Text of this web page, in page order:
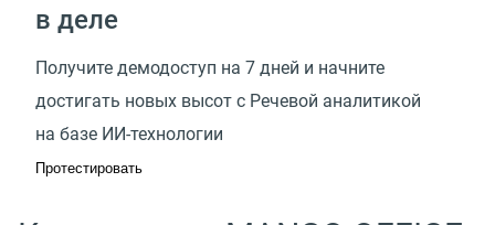
в деле
Получите демодоступ на 7 дней и начните
достигать новых высот с Речевой аналитикой
на базе ИИ-технологии
Протестировать